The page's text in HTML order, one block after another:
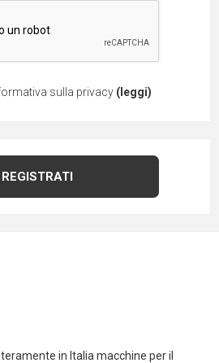
sulla privacy (leggi)
in Italia macchine per il